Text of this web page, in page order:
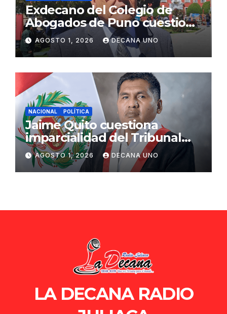
Exdecano del Colegio de
Abogados de Puno cuestiona
propuestas sobre seguridad
ciudadana
AGOSTO 1, 2026 DECANA UNO
NACIONAL POLÍTICA
Jaime Quito cuestiona
imparcialidad del Tribunal
Constitucional tras liberación
de Ollanta Humala
AGOSTO 1, 2026 DECANA UNO
LA DECANA RADIO